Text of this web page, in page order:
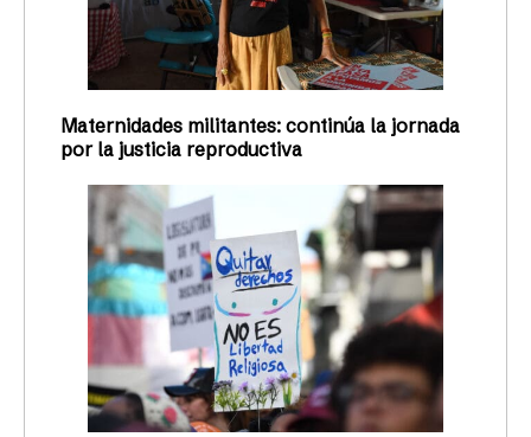
Maternidades militantes: continúa la jornada
por la justicia reproductiva